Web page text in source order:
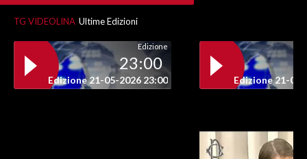
TG VIDEOLINA Ultime Edizioni
Edizione
23:00
Edizione 21-05-2026 23:00 Edizione 21-05-